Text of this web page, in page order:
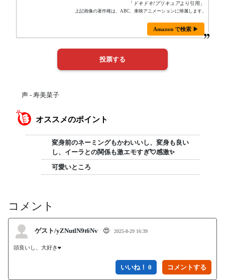
「 ドキドキ!プリキュアより引用」
上記画像の著作権は、ABC、東映アニメーションに帰属します。
Amazon で検索 ▶
声 - 寿美菜子
オススメのポイント
変身前のネーミングもかわいいし、変身も良い
し、イーラとの関係も激エモすぎ💘感激✨
可愛いところ
コメント
ゲスト/yZNutlN9t6Nv 😍 2025-8-29 16:39
頭良いし、大好き❤
いいね！ 0